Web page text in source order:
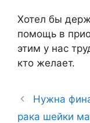
Хотел бы
помощь в
этим у нас
кто желает.
Нужна
рака шейки